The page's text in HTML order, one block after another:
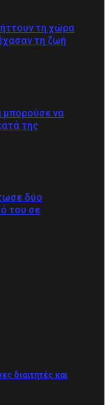
τη χώρα
τη ζωή
μπορούσε να
της
δύο
του σε
διαιτητές και